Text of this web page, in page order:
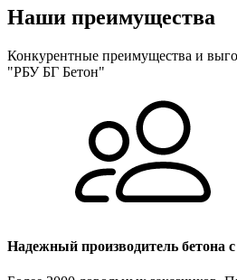
Наши преимущества
Конкурентные преимущества и
"РБУ БГ Бетон"
Надежный производитель бетона